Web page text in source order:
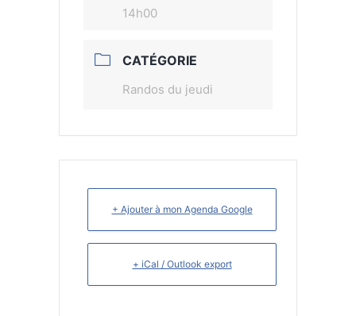
14h00
CATÉGORIE
Randos du jeudi
+ Ajouter à mon Agenda Google
+ iCal / Outlook export